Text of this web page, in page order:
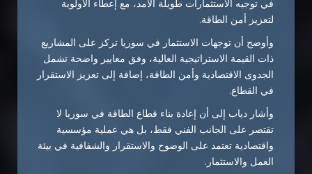
في توجيه الاستثمارات طويلة الأمد، مع إعطاء الأولوية
لتعزيز أمن الطاقة.
وأوضح أن توجهات الاستثمار في سوريا تركز على المشاريع
ذات القيمة الاستراتيجية العالية، وفق معايير واضحة تشمل
الجدوى الاقتصادية وأمن الطاقة، إضافة إلى تعزيز الاستقرار
في القطاع.
وأشار دياب إلى أن إعادة بناء قطاع الطاقة في سوريا لا
تقتصر على الجانب الفني فقط، بل هي عملية مؤسسية
واقتصادية تعتمد على الوضوح والاستقرار والشفافية في بيئة
العمل والاستثمار.